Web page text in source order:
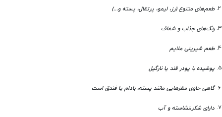
طعم‌های متنوع (رز، لیمو، پرتقال، پسته و...)
رنگ‌های جذاب و شفاف
طعم شیرینی ملایم
پوشیده با پودر قند یا نارگیل
گاهی حاوی مغزهایی مانند پسته، بادام یا فندق است
دارای شکر،نشاسته و آب